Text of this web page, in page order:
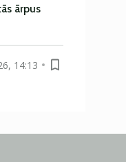
ārpus
14:13